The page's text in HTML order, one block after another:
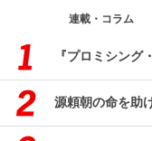
連載・コラム
『プロミシング
源頼朝の命を助